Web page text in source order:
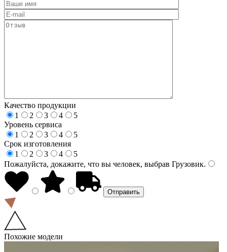
Качество продукции
1
2 3 4
5
Уровень сервиса
1
2 3 4
5
Срок изготовления
1
2 3 4
5
Пожалуйста, докажите, что вы человек, выбрав Грузовик.
Похожие модели